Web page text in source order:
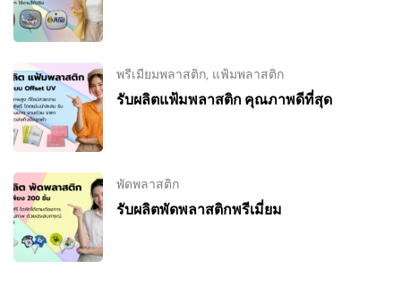
พรีเมียมพลาสติก, แฟ้มพลาสติก
รับผลิตแฟ้มพลาสติก คุณภาพดีที่สุด
พัดพลาสติก
รับผลิตพัดพลาสติกพรีเมี่ยม